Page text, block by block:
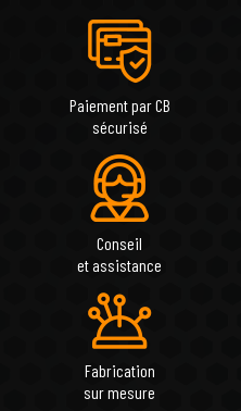
Paiement par CB
sécurisé
Conseil
et assistance
Fabrication
sur mesure